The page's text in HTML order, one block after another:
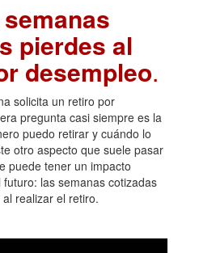
pierdes al
desempleo.
solicita un retiro por
pregunta casi siempre es la
puedo retirar y cuándo lo
otro aspecto que suele pasar
puede tener un impacto
las semanas cotizadas
realizar el retiro.